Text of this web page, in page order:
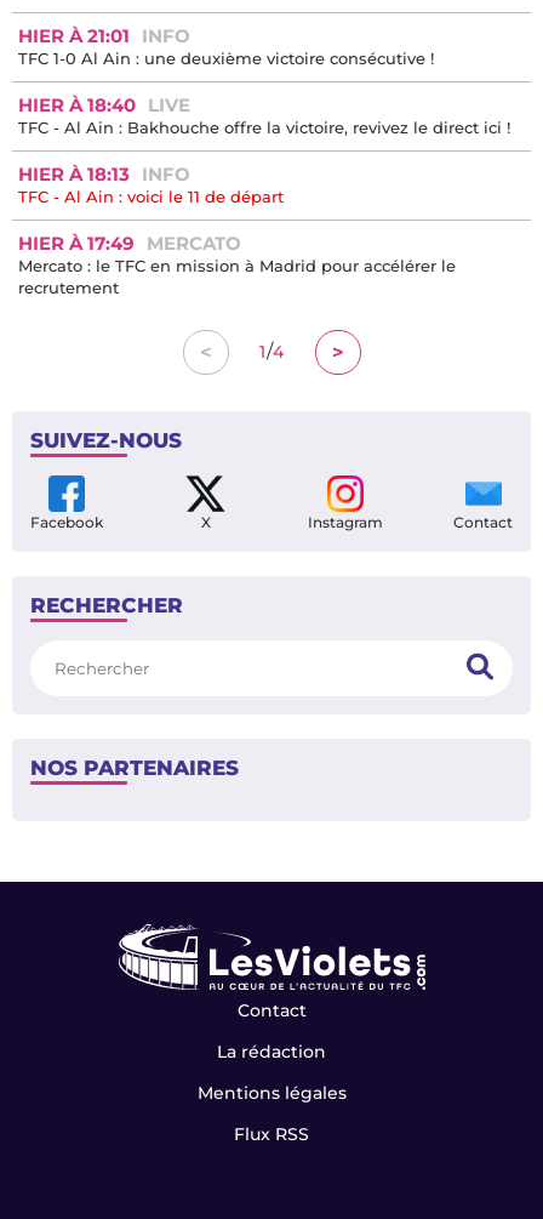
HIER À 21:01 INFO
TFC 1-0 Al Ain : une deuxième victoire consécutive !
HIER À 18:40 LIVE
TFC - Al Ain : Bakhouche offre la victoire, revivez le direct ici !
HIER À 18:13 INFO
TFC - Al Ain : voici le 11 de départ
HIER À 17:49 MERCATO
Mercato : le TFC en mission à Madrid pour accélérer le
recrutement
< 1/4 >
SUIVEZ-NOUS
Facebook X Instagram Contact
RECHERCHER
NOS PARTENAIRES
Contact
La rédaction
Mentions légales
Flux RSS